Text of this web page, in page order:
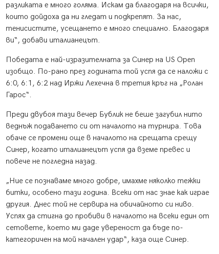
разликата е много голяма. Искам да благодаря на всички,
които дойдоха да ни гледат и подкрепят. За нас,
тенисистите, усещането е много специално. Благодаря
ви“, добави италианецът.
Победата е най-изразителната за Синер на US Open
изобщо. По-рано през годината той успя да се наложи с
6:0, 6:1, 6:2 над Иржи Лехечна в третия кръг на „Ролан
Гарос“.
Преди двубоя тази вечер Бублик не беше загубил нито
веднъж подаването си от началото на турнира. Това
обаче се промени още в началото на срещата срещу
Синер, когато италианецът успя да вземе превес и
повече не погледна назад.
„Ние се познаваме много добре, имахме няколко тежки
битки, особено тази година. Всеки от нас знае как играе
другия. Днес той не сервира на обичайното си ниво.
Успях да стигна до пробиви в началото на всеки един от
сетовете, което ми даде увереност да бъде по-
категоричен на мой начален удар“, каза още Синер.